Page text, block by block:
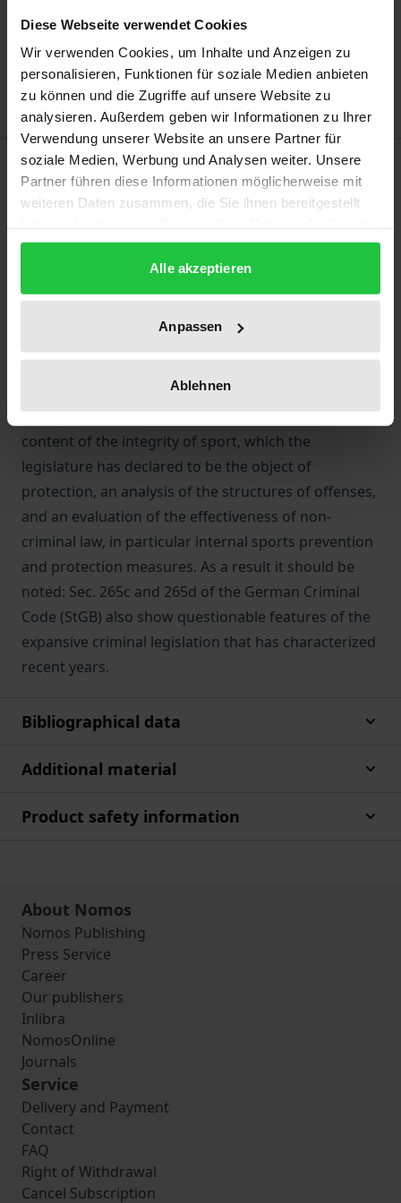
Diese Webseite verwendet Cookies
Wir verwenden Cookies, um Inhalte und Anzeigen zu
personalisieren, Funktionen für soziale Medien anbieten
zu können und die Zugriffe auf unsere Website zu
analysieren. Außerdem geben wir Informationen zu Ihrer
Verwendung unserer Website an unsere Partner für
soziale Medien, Werbung und Analysen weiter. Unsere
Partner führen diese Informationen möglicherweise mit
weiteren Daten zusammen, die Sie ihnen bereitgestellt
gesammelt haben.
Alle akzeptieren
Anpassen
Ablehnen
Add to Cart
Add to Wish List
Delivery cost notice
Description
The thesis examines the legitimacy of the criminal
offenses introduced in Sec. 265c, 265d of the
German Criminal Code (StGB). First, the addressed
bribery-related manipulations of sports
standard of review derived from the doctrine of
legal interests and the principle of proportionality
then requires an intensive examination of the
content of the integrity of sport, which the
legislature has declared to be the object of
protection, an analysis of the structures of offenses,
and an evaluation of the effectiveness of non-
criminal law, in particular internal sports prevention
and protection measures. As a result it should be
noted: Sec. 265c and 265d of the German Criminal
Code (StGB) also show questionable features of the
expansive criminal legislation that has characterized
recent years.
Bibliographical data
Additional material
Product safety information
About Nomos
Nomos Publishing
Press Service
Career
Our publishers
Inlibra
NomosOnline
Journals
Service
Delivery and Payment
Contact
FAQ
Right of Withdrawal
Cancel Subscription